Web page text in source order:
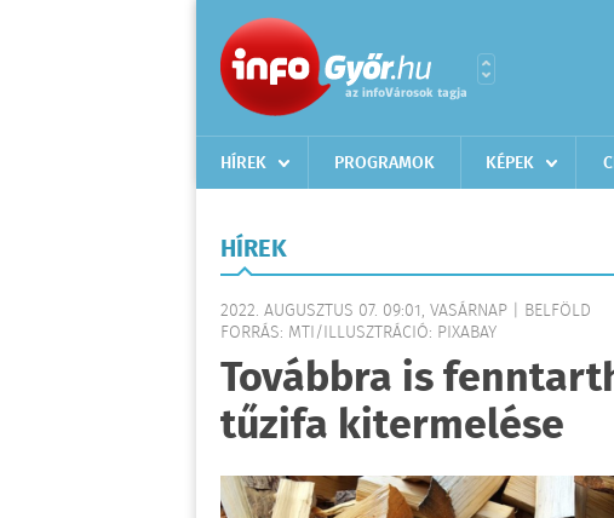
HÍREK PROGRAMOK KÉPEK
HÍREK
2022. AUGUSZTUS 07. 09:01, VASÁRNAP | BELFÖLD
FORRÁS: MTI/ILLUSZTRÁCIÓ: PIXABAY
Továbbra is
tűzifa kitermelése